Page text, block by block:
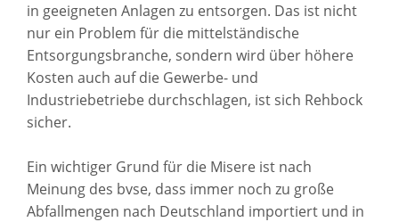
in geeigneten Anlagen zu entsorgen. Das ist nicht
nur ein Problem für die mittelständische
Entsorgungsbranche, sondern wird über höhere
Kosten auch auf die Gewerbe- und
Industriebetriebe durchschlagen, ist sich Rehbock
sicher.
Ein wichtiger Grund für die Misere ist nach
Meinung des bvse, dass immer noch zu große
Abfallmengen nach Deutschland importiert und in